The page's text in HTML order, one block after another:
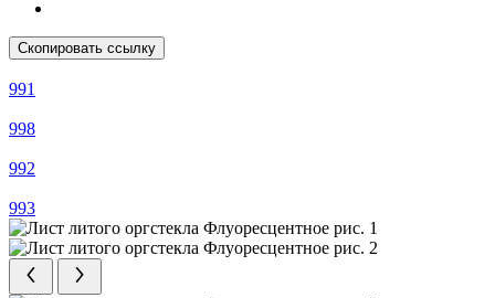
Скопировать ссылку
991
998
992
993